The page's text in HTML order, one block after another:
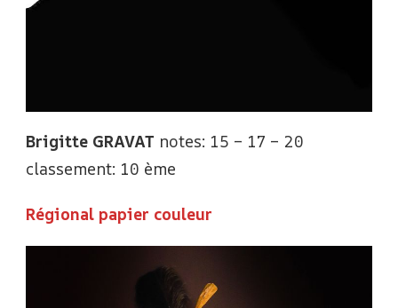
Brigitte GRAVAT notes: 15 – 17 – 20
classement: 10 ème
Régional papier couleur